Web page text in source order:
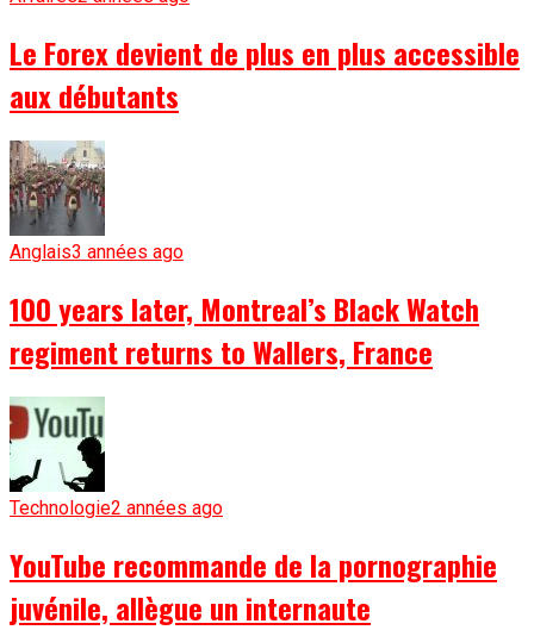
Le Forex devient de plus en plus accessible
aux débutants
Anglais3 années ago
100 years later, Montreal’s Black Watch
regiment returns to Wallers, France
Technologie2 années ago
YouTube recommande de la pornographie
juvénile, allègue un internaute